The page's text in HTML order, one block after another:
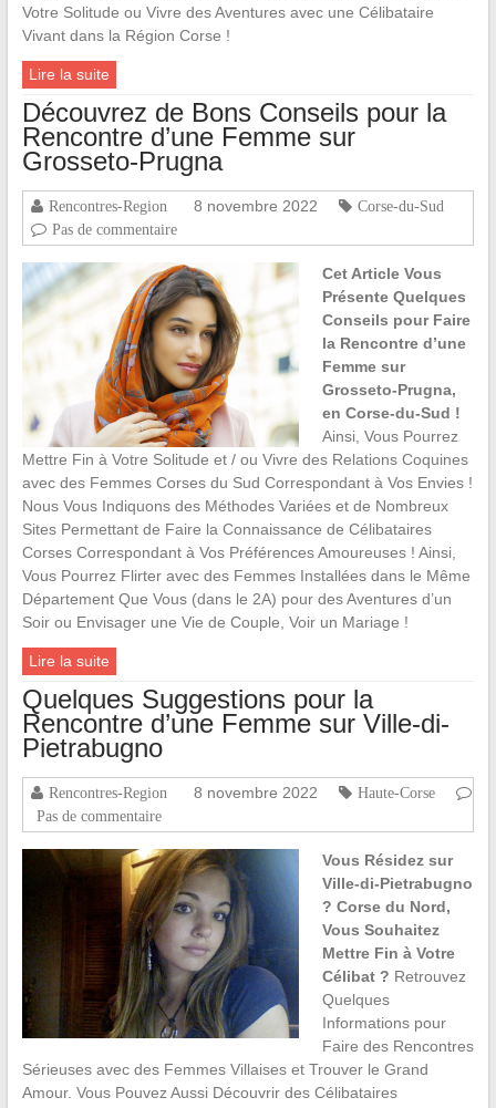
Votre Solitude ou Vivre des Aventures avec une Célibataire
Vivant dans la Région Corse !
Lire la suite
Découvrez de Bons Conseils pour la
Rencontre d’une Femme sur
Grosseto-Prugna
Rencontres-Region 8 novembre 2022
Corse-du-Sud
Pas de commentaire
Cet Article Vous
Présente Quelques
Conseils pour Faire
la Rencontre d’une
Femme sur
Grosseto-Prugna,
en Corse-du-Sud !
Ainsi, Vous Pourrez
Mettre Fin à Votre Solitude et / ou Vivre des Relations Coquines
avec des Femmes Corses du Sud Correspondant à Vos Envies !
Nous Vous Indiquons des Méthodes Variées et de Nombreux
Sites Permettant de Faire la Connaissance de Célibataires
Corses Correspondant à Vos Préférences Amoureuses ! Ainsi,
Vous Pourrez Flirter avec des Femmes Installées dans le Même
Département Que Vous (dans le 2A) pour des Aventures d’un
Soir ou Envisager une Vie de Couple, Voir un Mariage !
Lire la suite
Quelques Suggestions pour la
Rencontre d’une Femme sur Ville-di-
Pietrabugno
Rencontres-Region 8 novembre 2022
Haute-Corse
Pas de commentaire
Vous Résidez sur
Ville-di-Pietrabugno
? Corse du Nord,
Vous Souhaitez
Mettre Fin à Votre
Célibat ? Retrouvez
Quelques
Informations pour
Faire des Rencontres
Sérieuses avec des Femmes Villaises et Trouver le Grand
Amour. Vous Pouvez Aussi Découvrir des Célibataires